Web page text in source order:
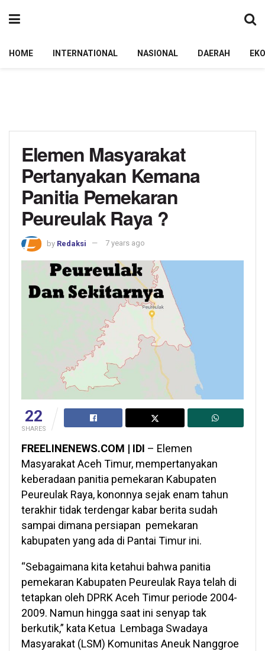
HOME INTERNATIONAL NASIONAL DAERAH
Elemen Masyarakat
Pertanyakan Kemana
Panitia Pemekaran
Peureulak Raya ?
by Redaksi 7 years ago
22
SHARES
FREELINENEWS.COM | IDI – Elemen
Masyarakat Aceh Timur, mempertanyakan
keberadaan panitia pemekaran Kabupaten
Peureulak Raya, kononnya sejak enam tahun
terakhir tidak terdengar kabar berita sudah
sampai dimana persiapan pemekaran
kabupaten yang ada di Pantai Timur ini.
“Sebagaimana kita ketahui bahwa panitia
pemekaran Kabupaten Peureulak Raya telah di
tetapkan oleh DPRK Aceh Timur periode 2004-
2009. Namun hingga saat ini senyap tak
berkutik,” kata Ketua Lembaga Swadaya
Masyarakat (LSM) Komunitas Aneuk Nanggroe